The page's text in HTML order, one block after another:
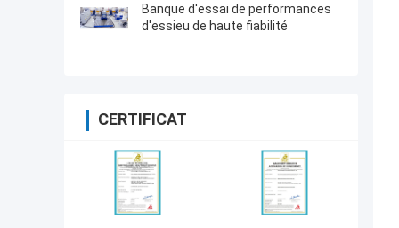
Banque d'essai de performances
d'essieu de haute fiabilité
CERTIFICAT